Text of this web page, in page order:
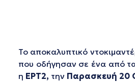
Το αποκαλυπτικό
που οδήγησαν σε ένα από
η ΕΡΤ2, την Παρασκευή 20